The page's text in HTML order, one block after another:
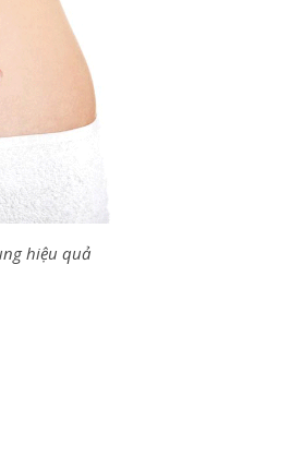
hiệu quả